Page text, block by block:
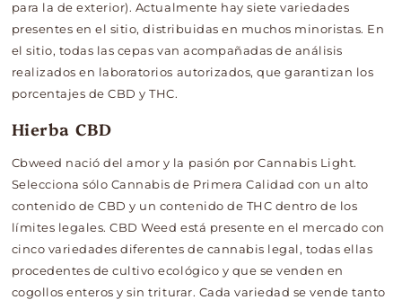
para la de exterior). Actualmente hay siete variedades
presentes en el sitio, distribuidas en muchos minoristas. En
el sitio, todas las cepas van acompañadas de análisis
realizados en laboratorios autorizados, que garantizan los
porcentajes de CBD y THC.
Hierba CBD
Cbweed nació del amor y la pasión por Cannabis Light.
Selecciona sólo Cannabis de Primera Calidad con un alto
contenido de CBD y un contenido de THC dentro de los
límites legales. CBD Weed está presente en el mercado con
cinco variedades diferentes de cannabis legal, todas ellas
procedentes de cultivo ecológico y que se venden en
cogollos enteros y sin triturar. Cada variedad se vende tanto